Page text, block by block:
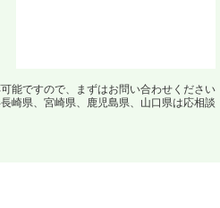
能ですので、まずはお問い合わせください
崎県、宮崎県、鹿児島県、山口県は応相談